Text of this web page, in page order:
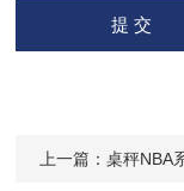
上一篇：桌秤NBA